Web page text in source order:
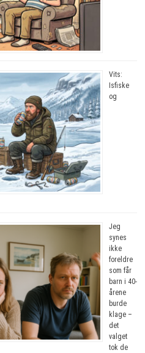
Vits:
Isfiske
og
Jeg
synes
ikke
foreldre
som får
barn i 40-
årene
burde
klage –
det
valget
tok de